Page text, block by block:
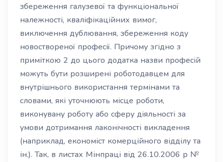
збереження галузевої та функціональної
належності, кваліфікаційних вимог,
виключення дублювання, збереження коду
новоствореної професії. Причому згідно з
приміткою 2 до цього додатка назви професій
можуть бути розширені роботодавцем для
внутрішнього використання термінами та
словами, які уточнюють місце роботи,
виконувану роботу або сферу діяльності за
умови дотримання лаконічності викладення
(наприклад, економіст комерційного відділу та
ін.). Так, в листах Мінпраці від 26.10.2006 р №